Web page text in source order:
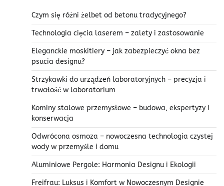
Czym się różni żelbet od betonu tradycyjnego?
Technologia cięcia laserem – zalety i zastosowanie
Eleganckie moskitiery – jak zabezpieczyć okna bez
psucia designu?
Strzykawki do urządzeń laboratoryjnych – precyzja i
trwałość w laboratorium
Kominy stalowe przemysłowe – budowa, ekspertyzy i
konserwacja
Odwrócona osmoza – nowoczesna technologia czystej
wody w przemyśle i domu
Aluminiowe Pergole: Harmonia Designu i Ekologii
Freifrau: Luksus i Komfort w Nowoczesnym Designie